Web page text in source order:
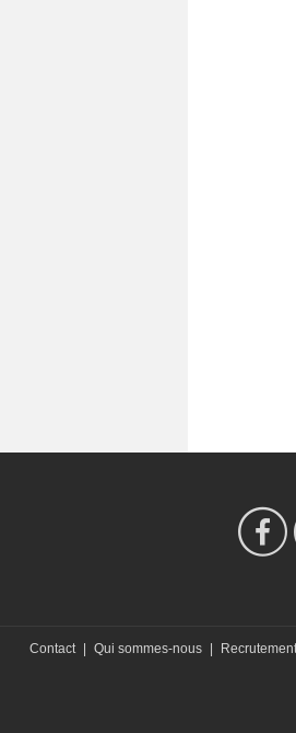
Contact Qui sommes-nous Recrutement